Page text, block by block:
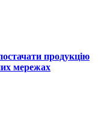
продукцію
мережах